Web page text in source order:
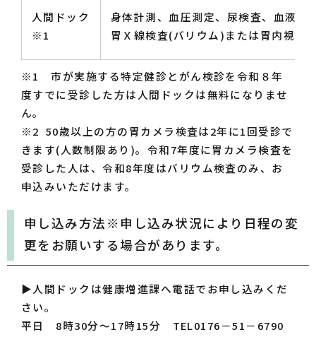
人間ドック
※1
身体計測、血圧測定、尿検査、血液検
胃Ｘ線検査(バリウム)または胃内視
※1 市が実施する特定健診とがん検診を令和８年
度すでに受診した方は人間ドックは無料になりませ
ん。
※2 50歳以上の方の胃カメラ検査は2年に1回受診で
きます(人数制限あり)。令和7年度に胃カメラ検査を
受診した人は、令和8年度はバリウム検査のみ、お
申込みいただけます。
申し込み方法※申し込み状況により日程の変
更をお願いする場合があります。
▶人間ドックは健康増進課へ電話でお申し込みくだ
さい。
平日 8時30分～17時15分 TEL0176－51－6790